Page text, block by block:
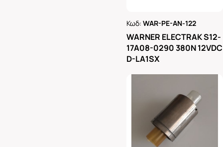
Κωδ:WAR-PE-AN-122
WARNER ELECTRAK S12-
17A08-0290 380N 12VDC
D-LA1SX